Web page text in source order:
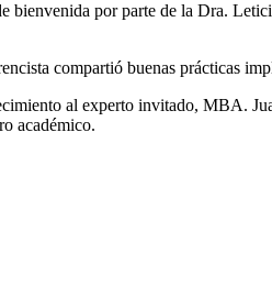
bienvenida por parte de la Dra.
compartió buenas prácticas
al experto invitado, MBA.
académico.